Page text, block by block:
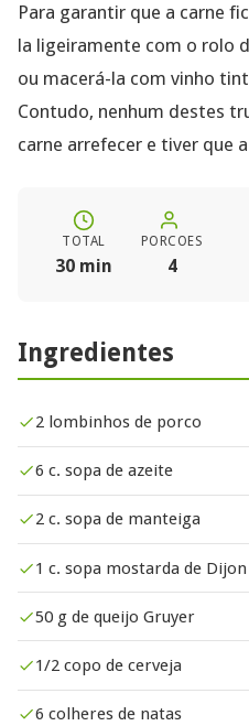
Para garantir que a carne
la ligeiramente com o rolo
ou macerá-la com vinho
Contudo, nenhum destes
carne arrefecer e tiver que
TOTAL
30 min
PORCOES
4
Ingredientes
2 lombinhos de porco
6 c. sopa de azeite
2 c. sopa de manteiga
1 c. sopa mostarda de Dijon
50 g de queijo Gruyer
1/2 copo de cerveja
6 colheres de natas